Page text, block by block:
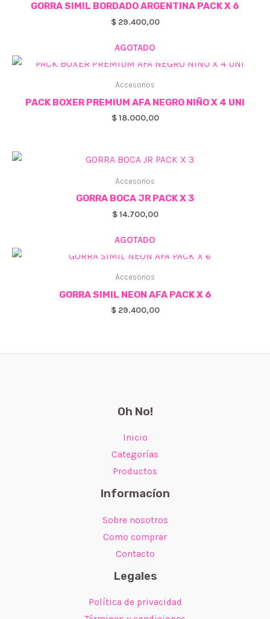
GORRA SIMIL BORDADO ARGENTINA PACK X 6
$29.400,00
AGOTADO
Accesorios
PACK BOXER PREMIUM AFA NEGRO NIÑO X 4 UNI
$18.000,00
Accesorios
GORRA BOCA JR PACK X 3
$14.700,00
AGOTADO
Accesorios
GORRA SIMIL NEON AFA PACK X 6
$29.400,00
Oh No!
Inicio
Categorías
Productos
Informacíon
Sobre nosotros
Como comprar
Contacto
Legales
Política de privacidad